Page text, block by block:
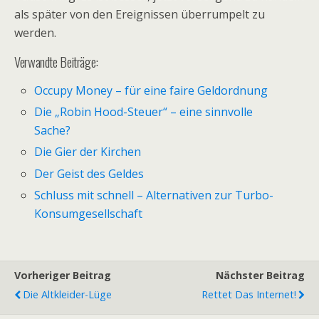
als später von den Ereignissen überrumpelt zu
werden.
Verwandte Beiträge:
Occupy Money – für eine faire Geldordnung
Die „Robin Hood-Steuer“ – eine sinnvolle
Sache?
Die Gier der Kirchen
Der Geist des Geldes
Schluss mit schnell – Alternativen zur Turbo-
Konsumgesellschaft
Vorheriger Beitrag
Die Altkleider-Lüge
Nächster Beitrag
Rettet Das Internet!